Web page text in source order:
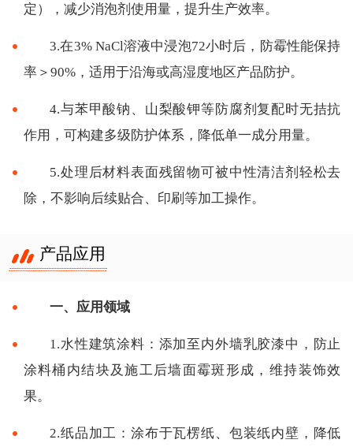
定），减少消泡剂使用量，提升生产效率。
3.在3% NaCl溶液中浸泡72小时后，防霉性能保持
率＞90%，适用于沿海或高湿度地区产品防护。
4.与苯甲酸钠、山梨酸钾等防腐剂复配时无拮抗
作用，可构建多级防护体系，降低单一成分用量。
5.处理后材料表面残留物可被中性清洁剂轻松去
除，不影响后续贴合、印刷等加工操作。
产品应用
一、应用领域
1.水性建筑涂料：添加至内外墙乳胶漆中，防止
涂料桶内结块及施工后墙面霉斑形成，维持装饰效
果。
2.纸品加工：涂布于瓦楞纸、包装纸内壁，降低